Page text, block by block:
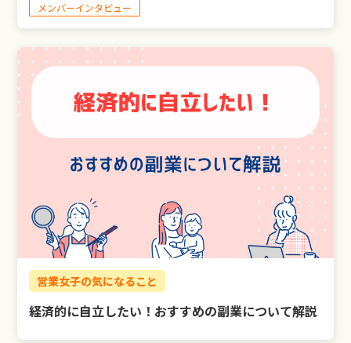
メンバーインタビュー
営業女子の気になること
経済的に自立したい！おすすめの副業について解説